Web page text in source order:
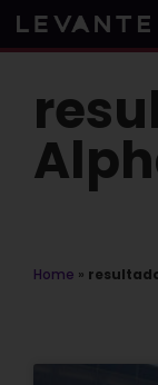
Skip
to
Home »